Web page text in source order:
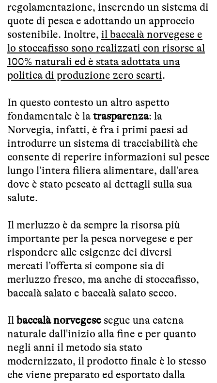
regolamentazione, inserendo un sistema di
quote di pesca e adottando un approccio
sostenibile. Inoltre, il baccalà norvegese e
lo stoccafisso sono realizzati con risorse al
100% naturali ed è stata adottata una
politica di produzione zero scarti.
In questo contesto un altro aspetto
fondamentale è la trasparenza: la
Norvegia, infatti, è fra i primi paesi ad
introdurre un sistema di tracciabilità che
consente di reperire informazioni sul pesce
lungo l’intera filiera alimentare, dall’area
dove è stato pescato ai dettagli sulla sua
salute.
Il merluzzo è da sempre la risorsa più
importante per la pesca norvegese e per
rispondere alle esigenze dei diversi
mercati l’offerta si compone sia di
merluzzo fresco, ma anche di stoccafisso,
baccalà salato e baccalà salato secco.
Il baccalà norvegese segue una catena
naturale dall'inizio alla fine e per quanto
negli anni il metodo sia stato
modernizzato, il prodotto finale è lo stesso
che viene preparato ed esportato dalla